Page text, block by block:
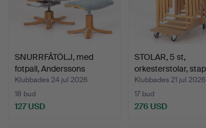
SNURRFÅTÖLJ, med
fotpall, Anderssons
Mekan…
Klubbades 24 jul 2026
18 bud
127 USD
STOLAR, 5 st,
orkesterstolar,
Klubbades 21 jul 2026
17 bud
276 USD